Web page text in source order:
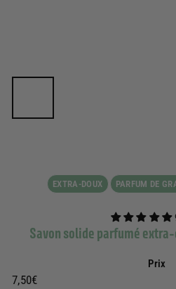
EXTRA-DOUX PARFUM DE
Savon solide parfumé
Prix
Prix
7,50€7,50€